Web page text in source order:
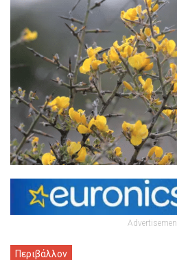
Περιβάλλον